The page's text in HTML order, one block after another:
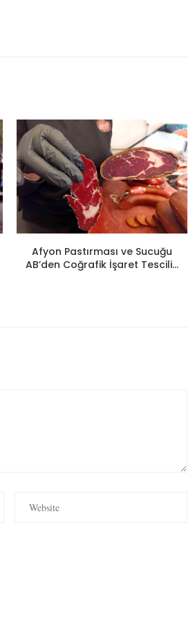
Afyon Pastırması ve Sucuğu
AB’den Coğrafik İşaret Tescili...